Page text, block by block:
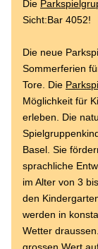
Die
Sicht:Bar 4052!
Die neue
Sommerferien
Tore. Die
Möglichkeit für
erleben. Die
Basel. Sie
sprachliche
im Alter von 3
den
werden in
Wetter